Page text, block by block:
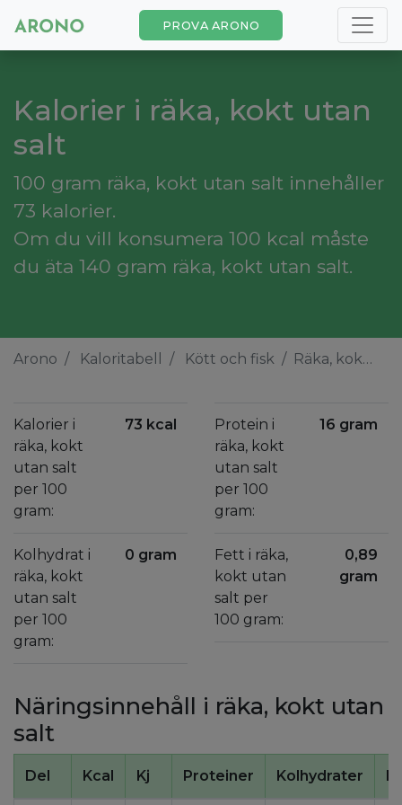
PROVA ARONO
Kalorier i räka, kokt utan
salt
100 gram räka, kokt utan salt innehåller
73 kalorier.
Om du vill konsumera 100 kcal måste
du äta 140 gram räka, kokt utan salt.
Arono Kaloritabell Kött och fisk Räka, kokt utan salt
Kalorier i
räka, kokt
utan salt
per 100
gram:
73 kcal
Kolhydrat i
räka, kokt
utan salt
per 100
gram:
0 gram
Protein i
räka, kokt
utan salt
per 100
gram:
16 gram
Fett i räka,
kokt utan
salt per
100 gram:
0,89
gram
Näringsinnehåll i räka, kokt utan
salt
Del Kcal Kj Proteiner Kolhydrater